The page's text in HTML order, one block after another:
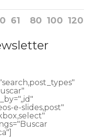
61 80 100 120
e-slides,post"